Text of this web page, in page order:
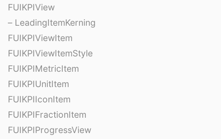
FUIKPIView
– LeadingItemKerning
FUIKPIViewItem
FUIKPIViewItemStyle
FUIKPIMetricItem
FUIKPIUnitItem
FUIKPIIconItem
FUIKPIFractionItem
FUIKPIProgressView